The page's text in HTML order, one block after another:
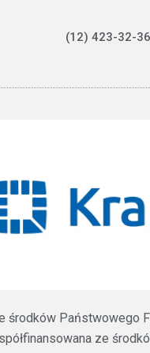
(12) 423-32-
środków Państwowego
ze